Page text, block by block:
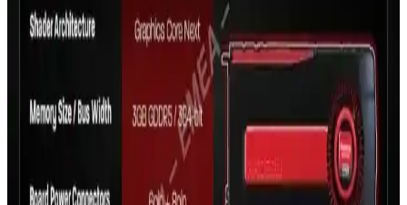
AMD Ekran Kartı Güncelleme Rehberi: Adımlar ve
Dikkat Edilmesi Gerekenler
AMD ekran kartlarının performansını korumak için resmi
kaynaklardan sürücü güncellemelerini düzenli yapmak önemlidir.
Bu rehberde adımlar ve dikkat edilmesi gerekenler detaylı
MSI A320M Anakart Özellikleri ve Kullanım
Alanları Hakkında Detaylı Bilgi